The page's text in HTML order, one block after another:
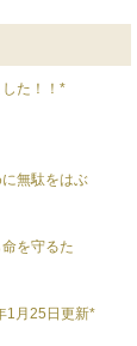
した！！*
に無駄をはぶ
を守るた
1月25日更新*